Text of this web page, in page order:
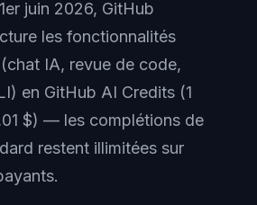
juin 2026, GitHub
les fonctionnalités
IA, revue de code,
en GitHub AI Credits (1
$) — les complétions de
restent illimitées sur